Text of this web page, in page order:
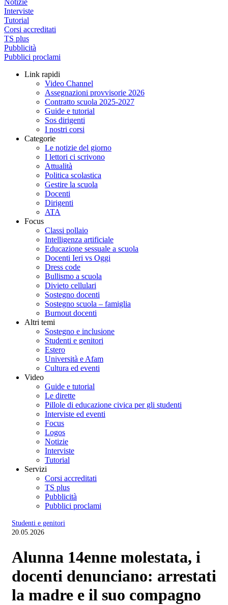
Notizie
Interviste
Tutorial
Corsi accreditati
TS plus
Pubblicità
Pubblici proclami
Link rapidi
Video Channel
Assegnazioni provvisorie 2026
Contratto scuola 2025-2027
Guide e tutorial
Sos dirigenti
I nostri corsi
Categorie
Le notizie del giorno
I lettori ci scrivono
Attualità
Politica scolastica
Gestire la scuola
Docenti
Dirigenti
ATA
Focus
Classi pollaio
Intelligenza artificiale
Educazione sessuale a scuola
Docenti Ieri vs Oggi
Dress code
Bullismo a scuola
Divieto cellulari
Sostegno docenti
Sostegno scuola – famiglia
Burnout docenti
Altri temi
Sostegno e inclusione
Studenti e genitori
Estero
Università e Afam
Cultura ed eventi
Video
Guide e tutorial
Le dirette
Pillole di educazione civica per gli studenti
Interviste ed eventi
Focus
Logos
Notizie
Interviste
Tutorial
Servizi
Corsi accreditati
TS plus
Pubblicità
Pubblici proclami
Studenti e genitori
20.05.2026
Alunna 14enne molestata, i
docenti denunciano: arrestati
la madre e il suo compagno